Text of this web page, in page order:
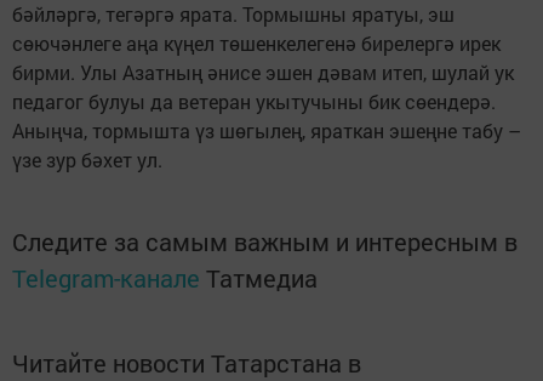
бәйләргә, тегәргә ярата. Тормышны яратуы, эш
сөючәнлеге аңа күңел төшенкелегенә бирелергә ирек
бирми. Улы Азатның әнисе эшен дәвам итеп, шулай ук
педагог булуы да ветеран укытучыны бик сөендерә.
Аныңча, тормышта үз шөгылең, яраткан эшеңне табу –
үзе зур бәхет ул.
Следите за самым важным и интересным в
Telegram-канале Татмедиа
Читайте новости Татарстана в